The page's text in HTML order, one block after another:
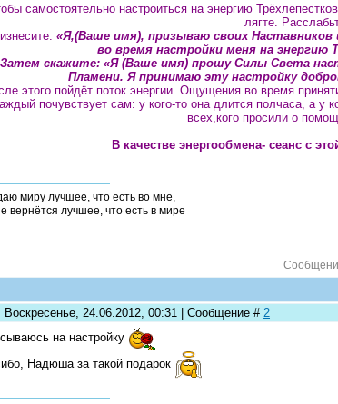
самостоятельно настроиться на энергию
лягте.
«Я,(Ваше имя), призываю своих
во время настройки меня на энергию
Затем скажите: «Я (Ваше имя) прошу Силы Света
Пламени. Я принимаю эту настройку
этого пойдёт поток энергии. Ощущения во время
почувствует сам: у кого-то она длится полчаса, а у
всех,кого просили о
В качестве энергообмена- сеанс с
миру лучшее, что есть во мне,
вернётся лучшее, что есть в мире
Воскресенье, 24.06.2012, 00:31 | Сообщение # 2
на настройку
Надюша за такой подарок